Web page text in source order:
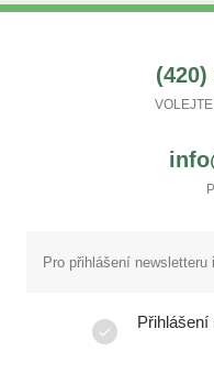
(420)
Přihlášení